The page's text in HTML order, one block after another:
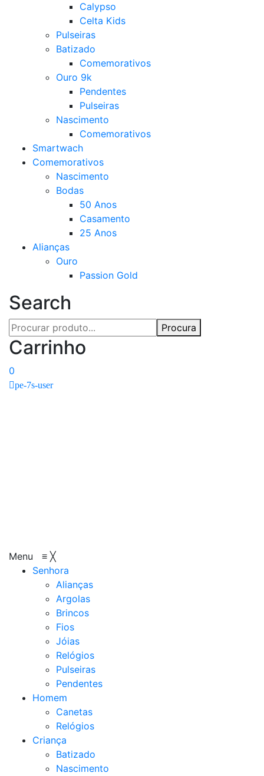
Calypso
Celta Kids
Pulseiras
Batizado
Comemorativos
Ouro 9k
Pendentes
Pulseiras
Nascimento
Comemorativos
Smartwach
Comemorativos
Nascimento
Bodas
50 Anos
Casamento
25 Anos
Alianças
Ouro
Passion Gold
Search
Procura
Carrinho
0
pe-7s-user
Menu ≡ ╳
Senhora
Alianças
Argolas
Brincos
Fios
Jóias
Relógios
Pulseiras
Pendentes
Homem
Canetas
Relógios
Criança
Batizado
Nascimento